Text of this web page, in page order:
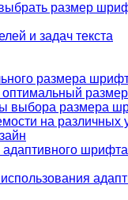
размер
и задач текста
размера
оптимальный
выбора размера
на различных
адаптивного